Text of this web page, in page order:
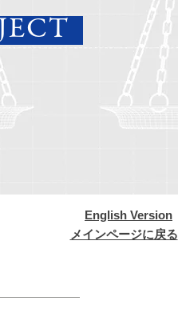
English Version
メインページに戻る